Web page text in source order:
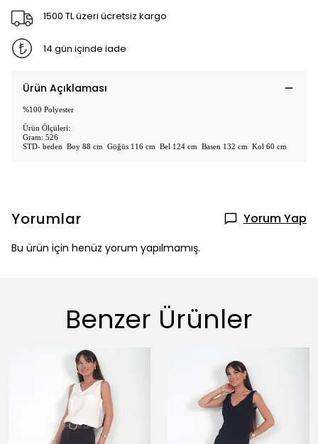
1500 TL üzeri ücretsiz kargo
14 gün içinde iade
Ürün Açıklaması
%100 Polyester
Ürün Ölçüleri:
Gram: 526
STD- beden Boy 88 cm Göğüs 116 cm Bel 124 cm Basen 132 cm Kol 60 cm
Yorumlar Yorum Yap
Bu ürün için henüz yorum yapılmamış.
Benzer Ürünler